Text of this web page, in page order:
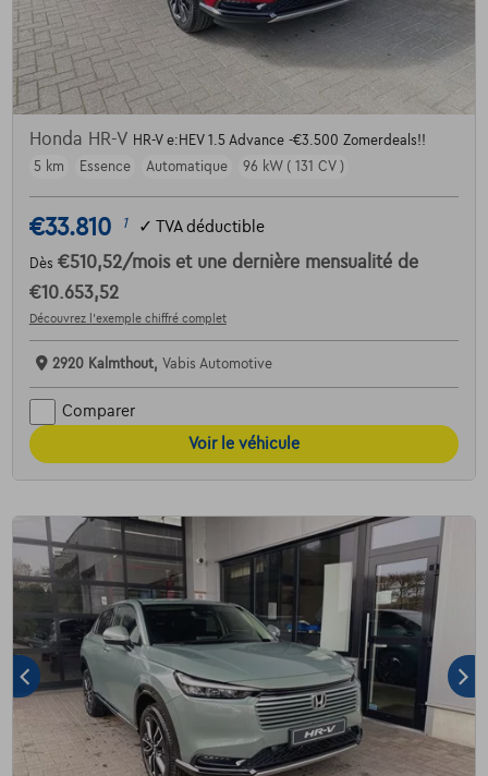
Honda HR-V HR-V e:HEV 1.5 Advance -€3.500 Zomerdeals!!
5 km
Essence Automatique 96 kW ( 131 CV )
€33.810 1 ✓ TVA déductible
Dès €510,52/mois et une dernière mensualité de
€10.653,52
Découvrez l’exemple chiffré complet
2920 Kalmthout, Vabis Automotive
Comparer
Voir le véhicule